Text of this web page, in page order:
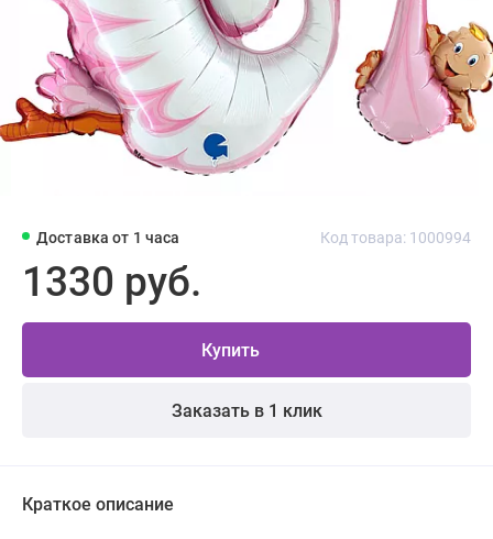
Доставка от 1 часа Код товара: 1000994
1330 руб.
Купить
Заказать в 1 клик
Краткое описание